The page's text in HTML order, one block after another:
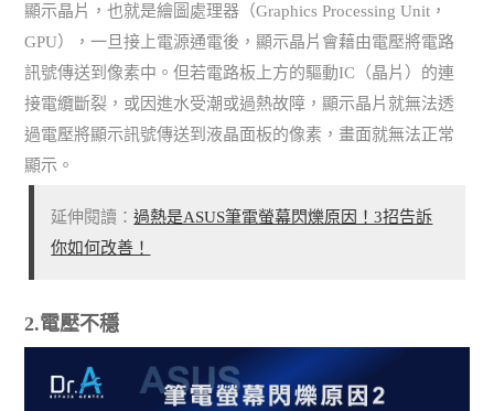
顯示晶片，也就是繪圖處理器（Graphics Processing Unit，
GPU），一旦接上電源通電後，顯示晶片會藉由電壓將電路
訊號傳送到像素中。但若電路板上方的驅動IC（晶片）的連
接電纜斷裂，或因進水受潮或過熱故障，顯示晶片就無法透
過電壓將顯示訊號傳送到液晶面板的像素，畫面就無法正常
顯示。
延伸閱讀：過熱是ASUS筆電螢幕閃爍原因！3招告訴
你如何改善！
2.電壓不穩